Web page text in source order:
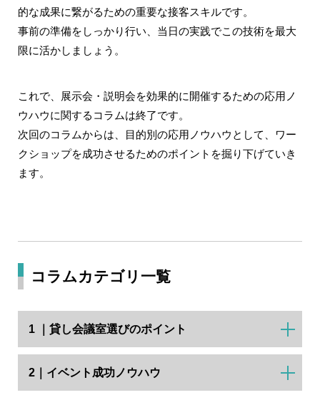
的な成果に繋がるための重要な接客スキルです。
事前の準備をしっかり行い、当日の実践でこの技術を最大
限に活かしましょう。
これで、展示会・説明会を効果的に開催するための応用ノ
ウハウに関するコラムは終了です。
次回のコラムからは、目的別の応用ノウハウとして、ワー
クショップを成功させるためのポイントを掘り下げていき
ます。
コラムカテゴリ一覧
1 ｜貸し会議室選びのポイント
2｜イベント成功ノウハウ